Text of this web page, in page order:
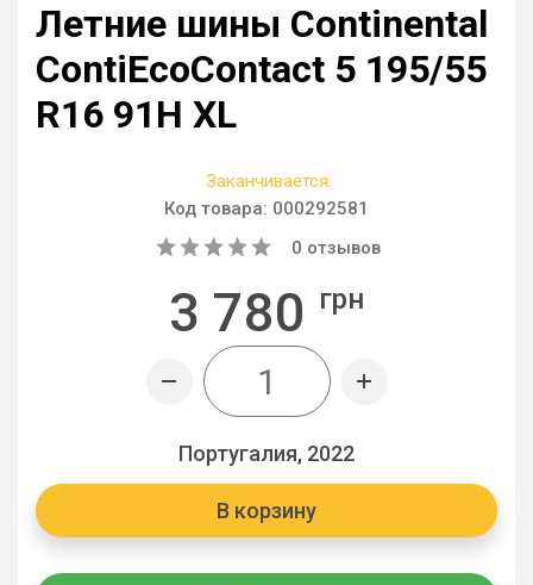
Летние шины Continental
ContiEcoContact 5 195/55
R16 91H XL
Заканчивается
Код товара: 000292581
0 отзывов
3 780 грн
Португалия, 2022
В корзину